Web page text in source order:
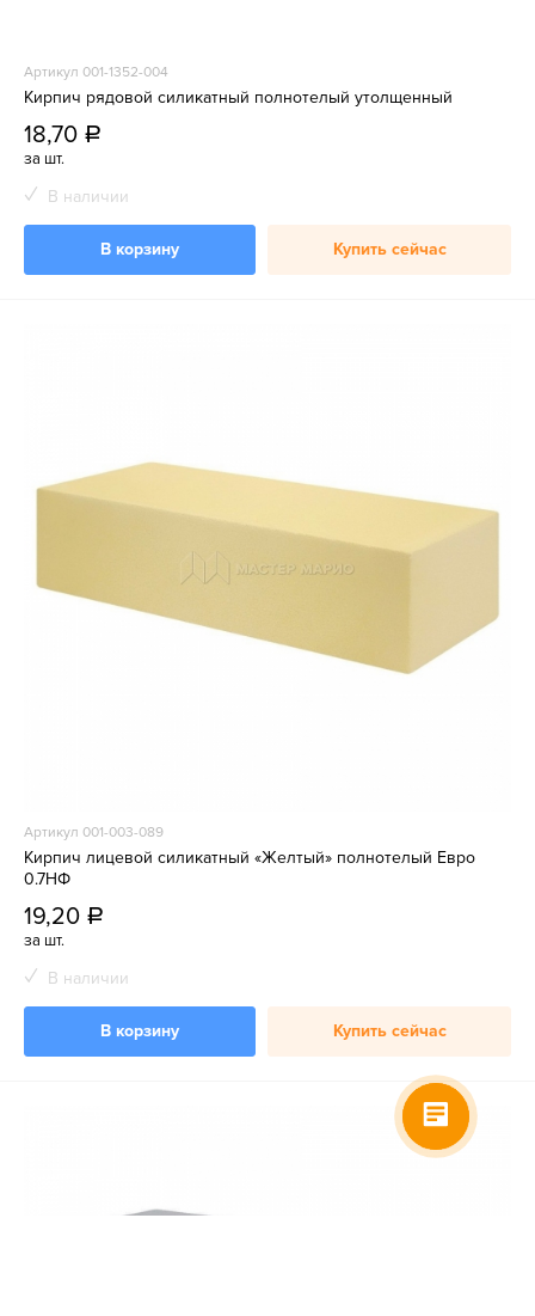
Артикул 001-1352-004
Кирпич рядовой силикатный полнотелый утолщенный
18,70 a
за шт.
В наличии
В корзину Купить сейчас
Артикул 001-003-089
Кирпич лицевой силикатный «Желтый» полнотелый Евро
0.7НФ
19,20 a
за шт.
В наличии
В корзину Купить сейчас